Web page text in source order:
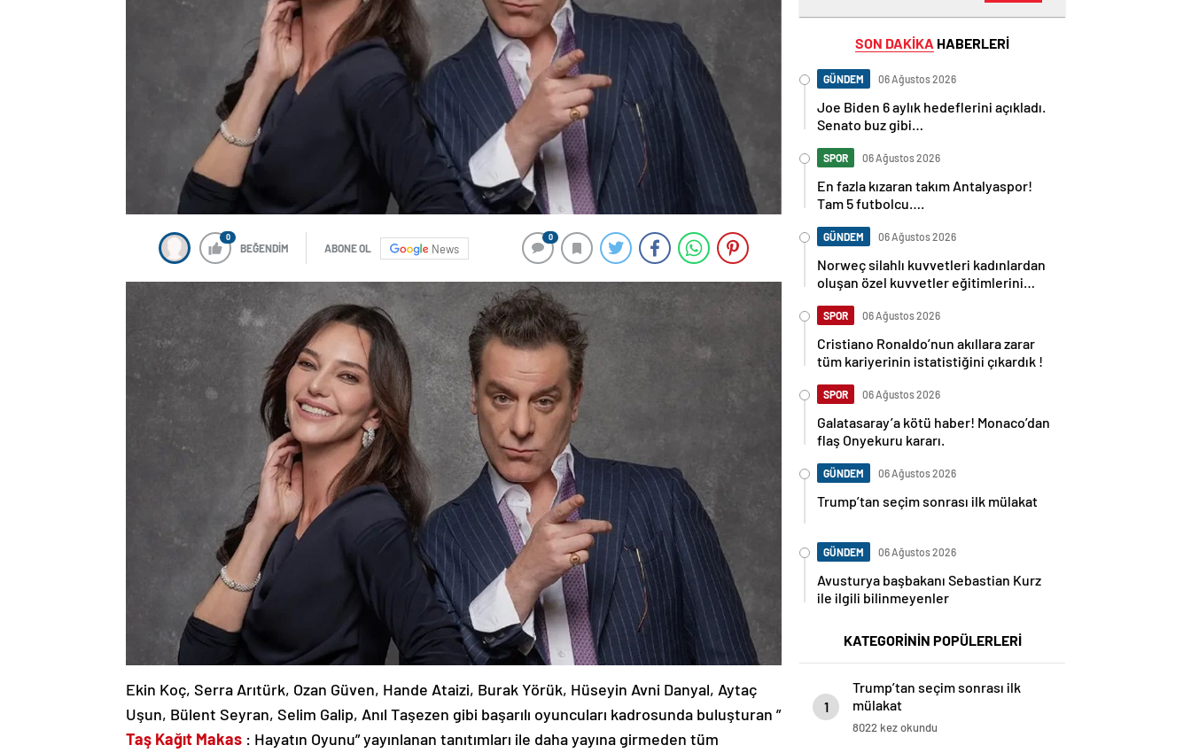
0
BEĞENDİM ABONE OL News
0
Ekin Koç, Serra Arıtürk, Ozan Güven, Hande Ataizi, Burak Yörük, Hüseyin Avni Danyal, Aytaç
Uşun, Bülent Seyran, Selim Galip, Anıl Taşezen gibi başarılı oyuncuları kadrosunda buluşturan ”
Taş Kağıt Makas : Hayatın Oyunu” yayınlanan tanıtımları ile daha yayına girmeden tüm
SON DAKİKA HABERLERİ
GÜNDEM 06 Ağustos 2026
Joe Biden 6 aylık hedeflerini açıkladı.
Senato buz gibi…
SPOR 06 Ağustos 2026
En fazla kızaran takım Antalyaspor!
Tam 5 futbolcu….
GÜNDEM 06 Ağustos 2026
Norweç silahlı kuvvetleri kadınlardan
oluşan özel kuvvetler eğitimlerini
SPOR 06 Ağustos 2026
Cristiano Ronaldo’nun akıllara zarar
tüm kariyerinin istatistiğini çıkardık !
SPOR 06 Ağustos 2026
Galatasaray’a kötü haber! Monaco’dan
flaş Onyekuru kararı.
GÜNDEM 06 Ağustos 2026
Trump’tan seçim sonrası ilk mülakat
GÜNDEM 06 Ağustos 2026
Avusturya başbakanı Sebastian Kurz
ile ilgili bilinmeyenler
KATEGORİNİN POPÜLERLERİ
1
Trump’tan seçim sonrası ilk
mülakat
8022 kez okundu